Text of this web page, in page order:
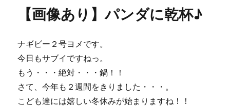
ー
サ
チ。
に
【画像あり】パンダに乾杯♪
ナギビー２号ヨメです。
今日もサブイですねっ。
もう・・・絶対・・・鍋！！
さて、今年も２週間をきりました・・・。
こども達には嬉しい冬休みが始まりますね！！